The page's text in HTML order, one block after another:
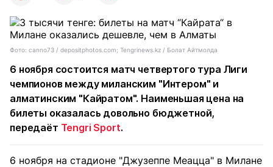
Фото: canno73 / depositphotos.com; Tengrinews.kz / Болат Айтмолда
6 ноября состоится матч четвертого тура Лиги
чемпионов между миланским "Интером" и
алматинским "Кайратом". Наименьшая цена на
билеты оказалась довольно бюджетной,
передаёт Tengri Sport.
6 ноября на стадионе "Джузеппе Меацца" в Милане